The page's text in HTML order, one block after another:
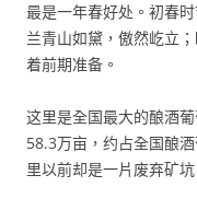
最是一年春好处。初春
兰青山如黛，傲然屹立
着前期准备。
这里是全国最大的酿酒
58.3万亩，约占全国酿
里以前却是一片废弃矿坑